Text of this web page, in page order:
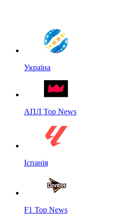
Україна
АПЛ Top News
Іспанія
F1 Top News